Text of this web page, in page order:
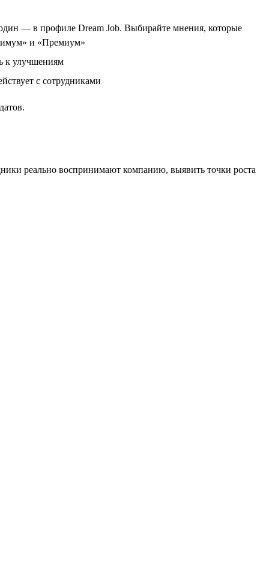
— в профиле Dream Job. Выбирайте мнения, которые
и «Премиум»
к улучшениям
с сотрудниками
реально воспринимают компанию, выявить точки роста